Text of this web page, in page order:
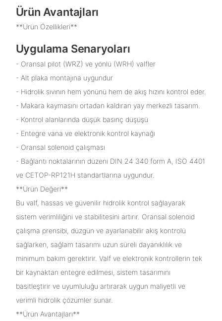
Ürün Avantajları
**Ürün Özellikleri**
Uygulama Senaryoları
- Oransal pilot (WRZ) ve yönlü (WRH) valfler
- Alt plaka montajına uygundur
- Hidrolik sıvının hem yönünü hem de akış hızını kontrol eder.
- Makara kaymasını ortadan kaldıran yay merkezli tasarım.
- Kontrol alanlarında düşük basınç düşüşü
- Entegre vana ve elektronik kontrol kaynağı
- Oransal solenoid çalışması
- Bağlantı noktalarının düzeni DIN 24 340 form A, ISO 4401
ve CETOP-RP121H standartlarına uygundur.
**Ürün Değeri**
Bu valf, hassas ve güvenilir hidrolik kontrol sağlayarak
sistem verimliliğini ve stabilitesini artırır. Oransal solenoid
çalışma prensibi, düzgün ve ayarlanabilir akış kontrolü
sağlarken, sağlam tasarımı uzun süreli dayanıklılık ve
minimum bakım gerektirir. Valf ve elektronik kontrollerin tek
bir kaynaktan entegre edilmesi, sistem tasarımını
basitleştirir ve uyumluluğu artırarak uygun maliyetli ve
verimli hidrolik çözümler sunar.
**Ürün Avantajları**